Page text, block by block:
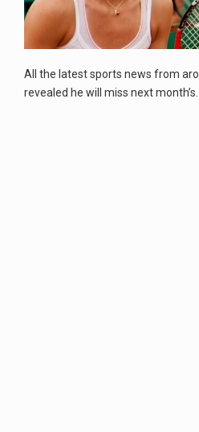
All the latest sports news from
revealed he will miss next month’s.